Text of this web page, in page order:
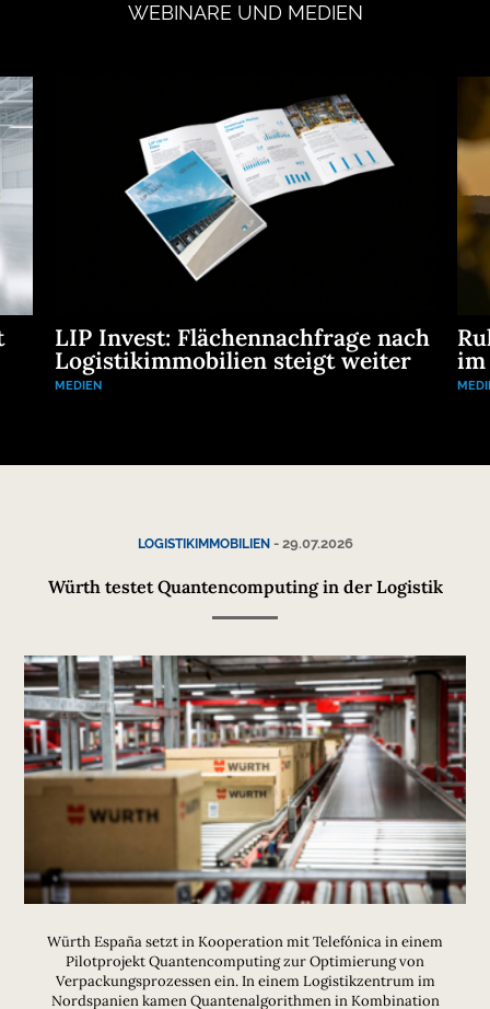
WEBINARE UND MEDIEN
LIP Invest: Flächennachfrage nach
Logistikimmobilien steigt weiter
MEDIEN
im
LOGISTIKIMMOBILIEN- 29.07.2026
Würth testet Quantencomputing in der Logistik
Würth España setzt in Kooperation mit Telefónica in einem
Pilotprojekt Quantencomputing zur Optimierung von
Verpackungsprozessen ein. In einem Logistikzentrum im
Nordspanien kamen Quantenalgorithmen in Kombination